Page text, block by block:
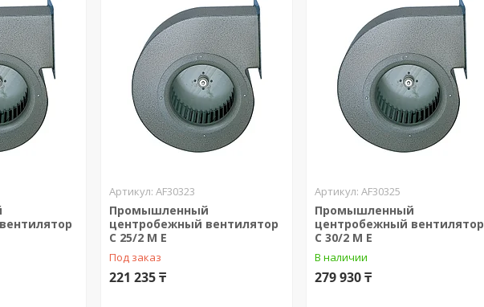
AF30323
Промышленный
центробежный вентилятор
C 25/2 M E
Под заказ
221 235 ₸
AF30325
Промышленный
центробежный вентилятор
C 30/2 M E
В наличии
279 930 ₸